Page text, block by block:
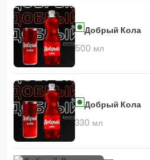
Добрый Кола
500 мл
Добрый Кола
330 мл